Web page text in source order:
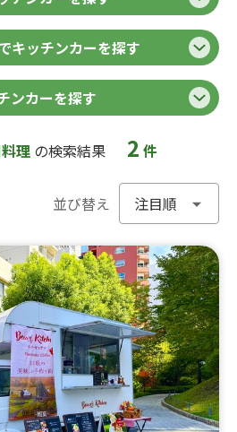
キッチンカーを探す
ンカーを探す
理 の検索結果 2 件
並び替え